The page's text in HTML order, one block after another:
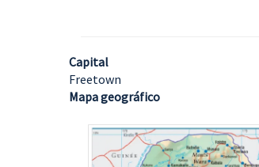
Capital
Freetown
Mapa geográfico
Imagem